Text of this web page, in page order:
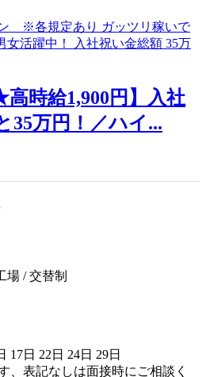
高時給1,900円】入社
35万円！／ハイ...
場 / 交替制
17日 22日 24日 29日
、表記なしは面接時にご相談く